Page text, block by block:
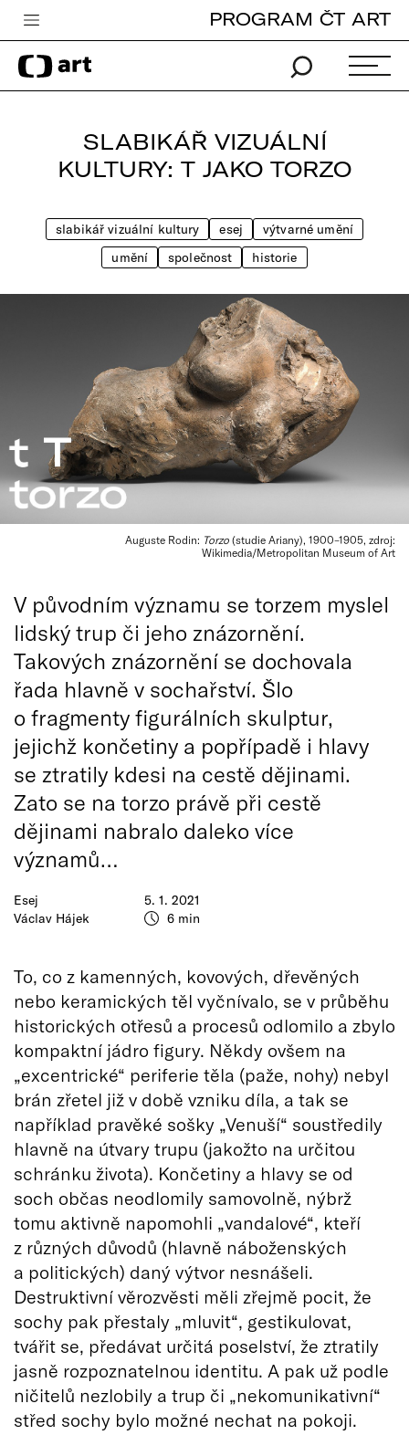
Česká televize
Zpravodajství
iVysílání
Pro děti
PROGRAM ČT ART
SLABIKÁŘ VIZUÁLNÍ
KULTURY: T JAKO TORZO
slabikář vizuální kultury esej
výtvarné umění
umění
společnost historie
Auguste Rodin: Torzo (studie Ariany), 1900–1905, zdroj:
Wikimedia/Metropolitan Museum of Art
Esej
Václav Hájek
5. 1. 2021
6 min
V původním významu se torzem myslel
lidský trup či jeho znázornění.
Takových znázornění se dochovala
řada hlavně v sochařství. Šlo
o fragmenty figurálních skulptur,
jejichž končetiny a popřípadě i hlavy
se ztratily kdesi na cestě dějinami.
Zato se na torzo právě při cestě
dějinami nabralo daleko více
významů…
To, co z kamenných, kovových, dřevěných
nebo keramických těl vyčnívalo, se v průběhu
historických otřesů a procesů odlomilo a zbylo
kompaktní jádro figury. Někdy ovšem na
„excentrické“ periferie těla (paže, nohy) nebyl
brán zřetel již v době vzniku díla, a tak se
například pravěké sošky „Venuší“ soustředily
hlavně na útvary trupu (jakožto na určitou
schránku života). Končetiny a hlavy se od
soch občas neodlomily samovolně, nýbrž
tomu aktivně napomohli „vandalové“, kteří
z různých důvodů (hlavně náboženských
a politických) daný výtvor nesnášeli.
Destruktivní věrozvěsti měli zřejmě pocit, že
sochy pak přestaly „mluvit“, gestikulovat,
tvářit se, předávat určitá poselství, že ztratily
jasně rozpoznatelnou identitu. A pak už podle
ničitelů nezlobily a trup či „nekomunikativní“
střed sochy bylo možné nechat na pokoji.